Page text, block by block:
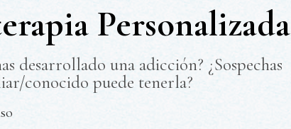
Personalizada
desarrollado una adicción? ¿Sospechas
conocido puede tenerla?